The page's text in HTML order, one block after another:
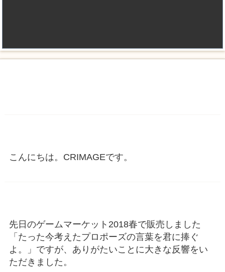
こんにちは。CRIMAGEです。
先日のゲームマーケット2018春で販売しました
「たった今考えたプロポーズの言葉を君に捧ぐ
よ。」ですが、ありがたいことに大きな反響をい
ただきました。